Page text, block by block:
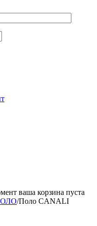
ваша корзина пуста
/Поло CANALI